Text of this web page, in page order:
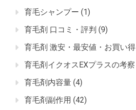
育毛シャンプー (1)
育毛剤 口コミ・評判 (9)
育毛剤 激安・最安値・お買い得
育毛剤イクオスEXプラスの考察
育毛剤内容量 (4)
育毛剤副作用 (42)